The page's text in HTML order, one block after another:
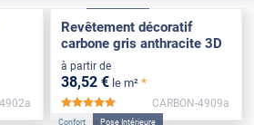
Revêtement décoratif
carbone gris anthracite 3D
à partir de
38,52 € le m² *
CARBON-4909a
Confort Pose Intérieure